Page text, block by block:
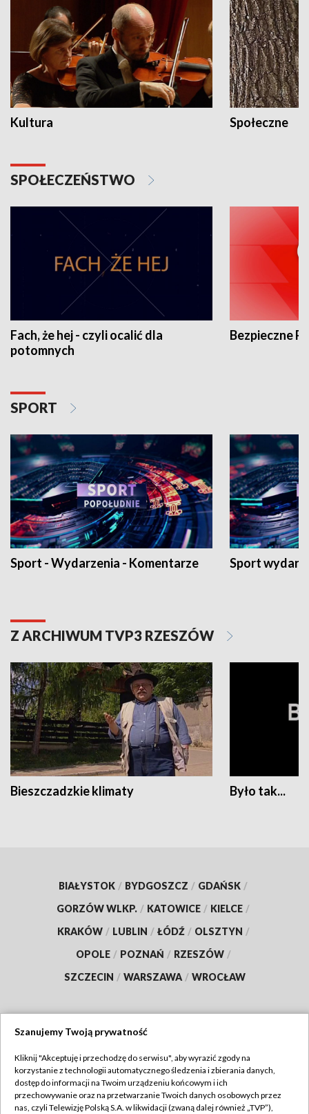
Kultura Społeczne
SPOŁECZEŃSTWO
Fach, że hej - czyli ocalić dla
potomnych
Bezpieczne
SPORT
Sport - Wydarzenia - Komentarze Sport
Z ARCHIWUM TVP3 RZESZÓW
Bieszczadzkie klimaty Było tak...
BIAŁYSTOK / BYDGOSZCZ / GDAŃSK /
GORZÓW WLKP. / KATOWICE / KIELCE /
KRAKÓW / LUBLIN / ŁÓDŹ / OLSZTYN /
OPOLE / POZNAŃ / RZESZÓW /
SZCZECIN / WARSZAWA / WROCŁAW
TVP
Abonament TVP
Regulamin TVP
Szanujemy Twoją prywatność
Kliknij "Akceptuję i przechodzę do serwisu", aby wyrazić zgody na
korzystanie z technologii automatycznego śledzenia i zbierania danych,
dostęp do informacji na Twoim urządzeniu końcowym i ich
przechowywanie oraz na przetwarzanie Twoich danych osobowych przez
nas, czyli Telewizję Polską S.A. w likwidacji (zwaną dalej również „TVP”),